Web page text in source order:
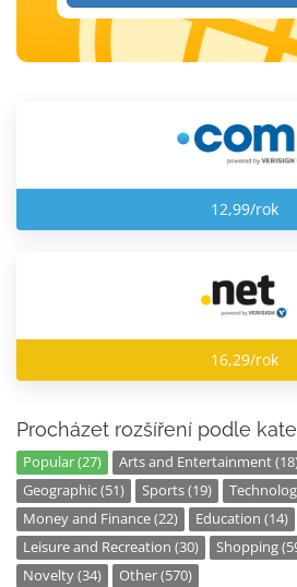
12,99/rok
16,29/rok
Procházet rozšíření podle
Popular (27) Arts and Entertainment
Geographic (51)
Sports (19)
Money and Finance (22)
Education (14)
Leisure and Recreation (30)
Shopping
Novelty (34)
Other (570)